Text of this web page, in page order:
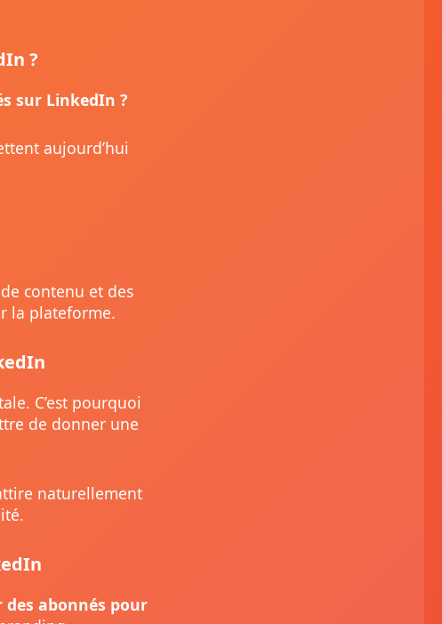
?
sur LinkedIn ?
aujourd’hui
contenu et des
la plateforme.
C’est pourquoi
de donner une
naturellement
des abonnés pour